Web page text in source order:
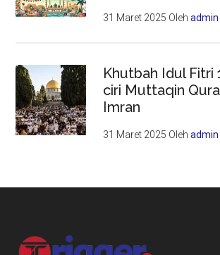
31 Maret 2025 Olehadmin
Khutbah Idul Fitri
ciri Muttaqin
Imran
31 Maret 2025 Olehadmin
Footer